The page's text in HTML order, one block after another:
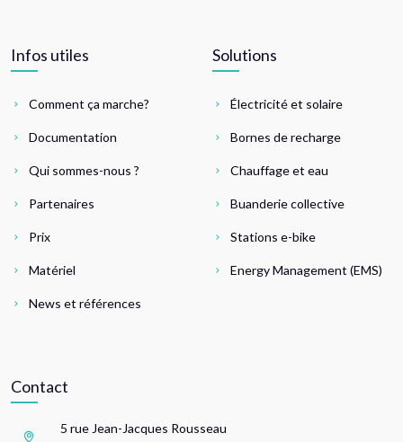
Infos utiles
Comment ça marche?
Documentation
Qui sommes-nous ?
Partenaires
Prix
Matériel
News et références
Solutions
Électricité et solaire
Bornes de recharge
Chauffage et eau
Buanderie collective
Stations e-bike
Energy Management (EMS)
Contact
5 rue Jean-Jacques Rousseau